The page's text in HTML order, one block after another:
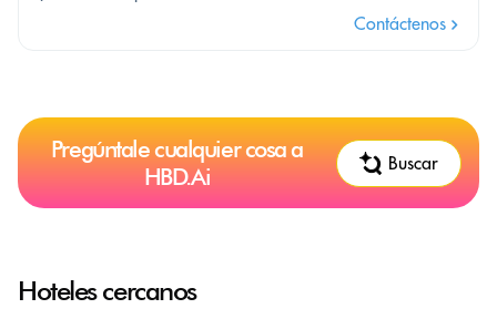
Contáctenos
Pregúntale cualquier cosa a
HBD.Ai
Buscar
Hoteles cercanos